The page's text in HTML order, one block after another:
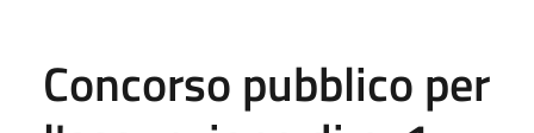
Concorso pubblico per